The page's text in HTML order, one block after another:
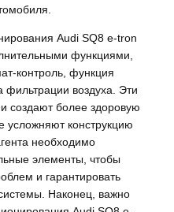
Audi SQ8 e-tron
функциями,
контроль, функция
фильтрации воздуха. Эти
создают более здоровую
усложняют конструкцию
необходимо
элементы, чтобы
и гарантировать
Наконец, важно